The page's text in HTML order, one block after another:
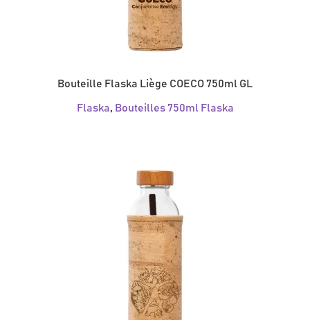
Bouteille Flaska Liège COECO 750ml GL
Flaska, Bouteilles 750ml Flaska